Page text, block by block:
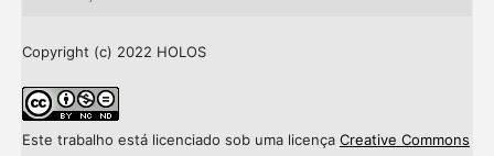
Copyright (c) 2022 HOLOS
Este trabalho está licenciado sob uma licença Creative Commons